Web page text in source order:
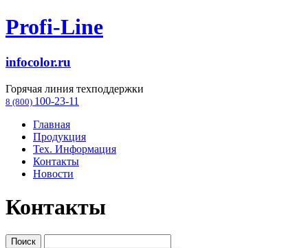
Profi-Line
infocolor.ru
Горячая линия техподдержки
8 (800) 100-23-11
Главная
Продукция
Тех. Информация
Контакты
Новости
Контакты